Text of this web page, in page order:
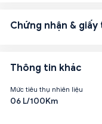
Chứng nhận &
Thông tin khác
Mức tiêu thụ nhiên liệu
06 L/100Km